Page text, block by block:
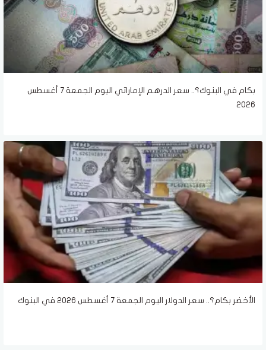
بكام في البنوك؟.. سعر الدرهم الإماراتي اليوم الجمعة 7 أغسطس
2026
الأخضر بكام؟.. سعر الدولار اليوم الجمعة 7 أغسطس 2026 في البنوك